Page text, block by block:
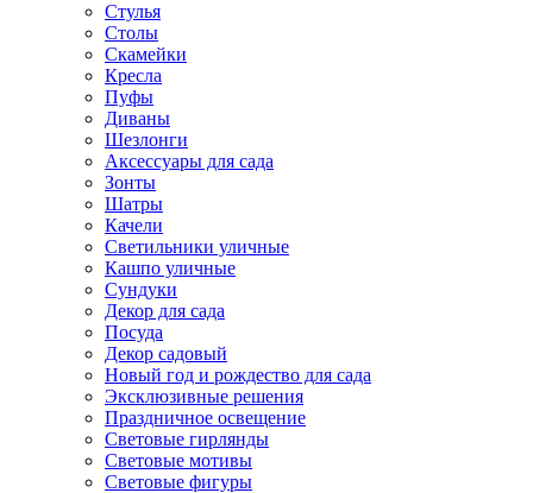
Стулья
Столы
Скамейки
Кресла
Пуфы
Диваны
Шезлонги
Аксессуары для сада
Зонты
Шатры
Качели
Cветильники уличные
Кашпо уличные
Сундуки
Декор для сада
Посуда
Декор садовый
Новый год и рождество для сада
Эксклюзивные решения
Праздничное освещение
Световые гирлянды
Световые мотивы
Световые фигуры